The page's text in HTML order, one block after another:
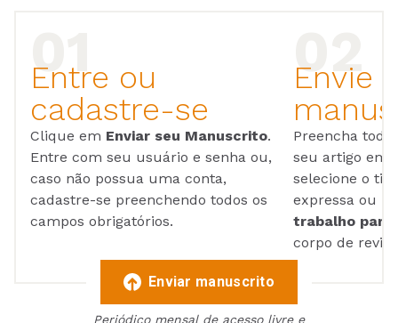
Entre ou
cadastre-se
Clique em Enviar seu Manuscrito.
Entre com seu usuário e senha ou,
caso não possua uma conta,
cadastre-se preenchendo todos os
campos obrigatórios.
Envie
Preencha
seu artigo em
selecione o
expressa ou
trabalho para
corpo de
Enviar manuscrito
Periódico mensal de acesso livre e